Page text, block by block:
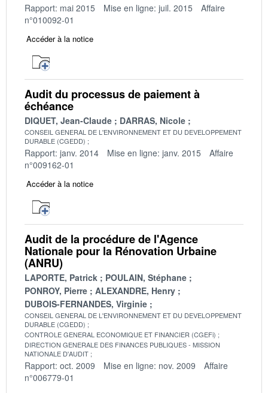
Rapport: mai 2015 Mise en ligne: juil. 2015
Affaire
n°010092-01
Accéder à la notice
Audit du processus de paiement à
échéance
DIQUET, Jean-Claude DARRAS, Nicole
CONSEIL GENERAL DE L'ENVIRONNEMENT ET DU DEVELOPPEMENT
DURABLE (CGEDD)
Rapport: janv. 2014 Mise en ligne: janv. 2015
Affaire
n°009162-01
Accéder à la notice
Audit de la procédure de l'Agence
Nationale pour la Rénovation Urbaine
(ANRU)
LAPORTE, Patrick
POULAIN, Stéphane
PONROY, Pierre
ALEXANDRE, Henry
DUBOIS-FERNANDES, Virginie
CONSEIL GENERAL DE L'ENVIRONNEMENT ET DU DEVELOPPEMENT
DURABLE (CGEDD)
CONTROLE GENERAL ECONOMIQUE ET FINANCIER (CGEFi)
DIRECTION GENERALE DES FINANCES PUBLIQUES - MISSION
NATIONALE D'AUDIT
Rapport: oct. 2009 Mise en ligne: nov. 2009
Affaire
n°006779-01